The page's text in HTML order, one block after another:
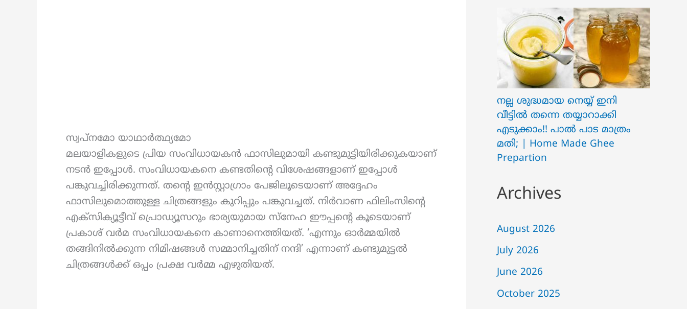
സ്വപ്നമോ യാഥാർത്ഥ്യമോ
മലയാളികളുടെ പ്രിയ സംവിധായകൻ ഫാസിലുമായി കണ്ടുമുട്ടിയിരിക്കുകയാണ്
നടൻ ഇപ്പോൾ. സംവിധായകനെ കണ്ടതിന്റെ വിശേഷങ്ങളാണ് ഇപ്പോൾ
പങ്കുവച്ചിരിക്കുന്നത്. തന്റെ ഇൻസ്റ്റാഗ്രാം പേജിലൂടെയാണ് അദ്ദേഹം
ഫാസിലുമൊത്തുള്ള ചിത്രങ്ങളും കുറിപ്പും പങ്കുവച്ചത്. നിര്‍വാണ ഫിലിംസിന്റെ
എക്‌സിക്യൂട്ടീവ് പ്രൊഡ്യൂസറും ഭാര്യയുമായ സ്‌നേഹ ഈപ്പന്റെ കൂടെയാണ്
പ്രകാശ് വർമ സംവിധായകനെ കാണാനെത്തിയത്. ‘എന്നും ഓര്‍മ്മയില്‍
തങ്ങിനില്‍ക്കുന്ന നിമിഷങ്ങള്‍ സമ്മാനിച്ചതിന് നന്ദി’ എന്നാണ് കണ്ടുമുട്ടൽ
ചിത്രങ്ങൾക്ക് ഒപ്പം പ്രക്ഷ വർമ്മ എഴുതിയത്.
നല്ല ശുദ്ധമായ നെയ്യ് ഇനി
വീട്ടിൽ തന്നെ തയ്യാറാക്കി
എടുക്കാം!! പാൽ പാട മാത്രം
മതി; | Home Made Ghee
Prepartion
Archives
August 2026
July 2026
June 2026
October 2025